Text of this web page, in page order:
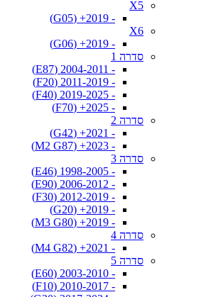
X5
- 2019+ (G05)
X6
- 2019+ (G06)
סדרה 1
- 2004-2011 (E87)
- 2011-2019 (F20)
- 2019-2025 (F40)
- 2025+ (F70)
סדרה 2
- 2021+ (G42)
- 2023+ (M2 G87)
סדרה 3
- 1998-2005 (E46)
- 2006-2012 (E90)
- 2012-2019 (F30)
- 2019+ (G20)
- 2019+ (M3 G80)
סדרה 4
- 2021+ (M4 G82)
סדרה 5
- 2003-2010 (E60)
- 2010-2017 (F10)